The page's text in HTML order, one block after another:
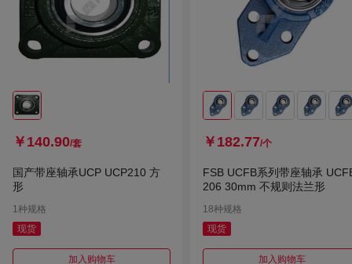
￥140.90/套
国产带座轴承UCP UCP210 方
形
1种规格
现货
加入购物车
￥182.77/个
FSB UCFB系列带座轴承
206 30mm 不规则法兰形
18种规格
现货
加入购物车